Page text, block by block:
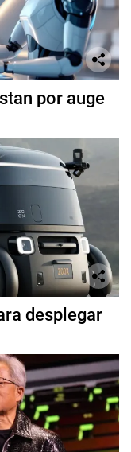
por auge
desplegar